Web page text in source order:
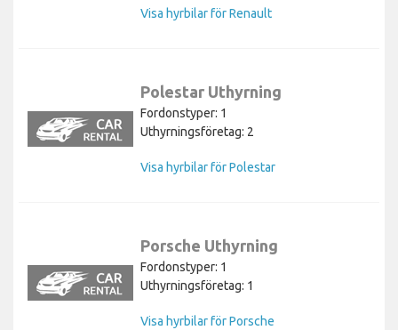
Visa hyrbilar för Renault
Polestar Uthyrning
Fordonstyper: 1
Uthyrningsföretag: 2
Visa hyrbilar för Polestar
Porsche Uthyrning
Fordonstyper: 1
Uthyrningsföretag: 1
Visa hyrbilar för Porsche